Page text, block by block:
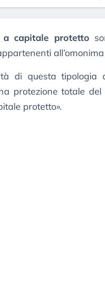
capitale protetto
di questa
protezione totale
protetto».